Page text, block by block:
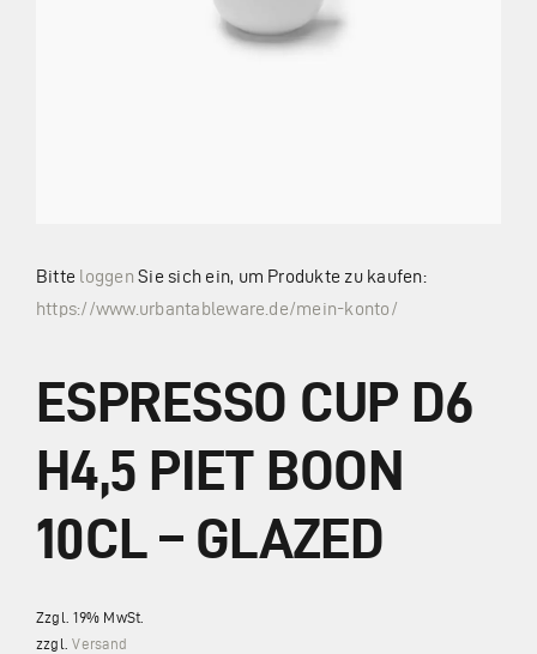
AGB
Kataloge
Kontakt
Impressum
Datenschutz
Bitte loggen Sie sich ein, um Produkte zu kaufen:
https://www.urbantableware.de/mein-konto/
ESPRESSO CUP D6
H4,5 PIET BOON
10CL – GLAZED
Zzgl. 19% MwSt.
zzgl.Versand